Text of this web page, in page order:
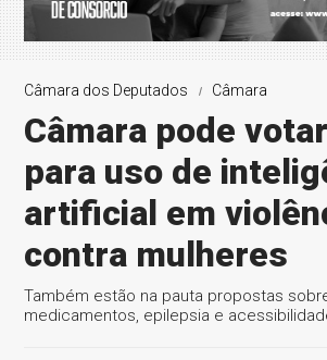
Câmara dos Deputados Câmara
Câmara pode
para uso de
artificial em
contra mulheres
Também estão na pauta propostas
medicamentos, epilepsia e